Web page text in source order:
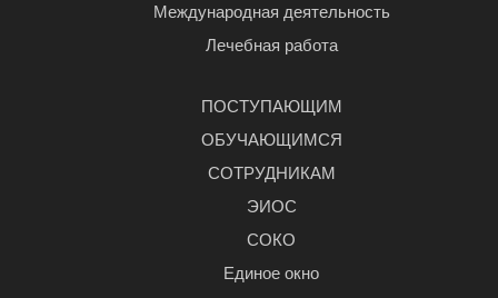
Международная деятельность
Лечебная работа
ПОСТУПАЮЩИМ
ОБУЧАЮЩИМСЯ
СОТРУДНИКАМ
ЭИОС
СОКО
Единое окно